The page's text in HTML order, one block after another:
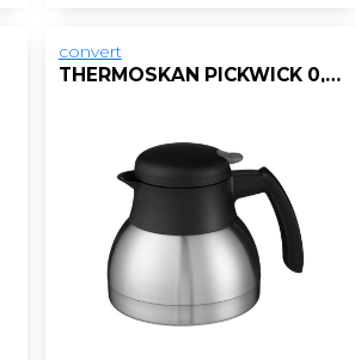
convert
THERMOSKAN PICKWICK 0,9L THEE ZILV/ZWART